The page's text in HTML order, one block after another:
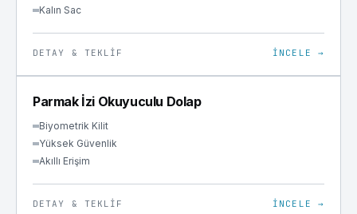
Kalın Sac
DETAY & TEKLIF İNCELE →
ÖZEL ÜRETIM
Parmak İzi Okuyuculu Dolap
Biyometrik Kilit
Yüksek Güvenlik
Akıllı Erişim
DETAY & TEKLIF İNCELE →